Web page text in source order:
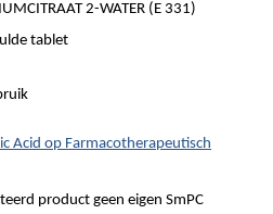
2-WATER (E 331)
tablet
Acid op Farmacotherapeutisch
product geen eigen SmPC